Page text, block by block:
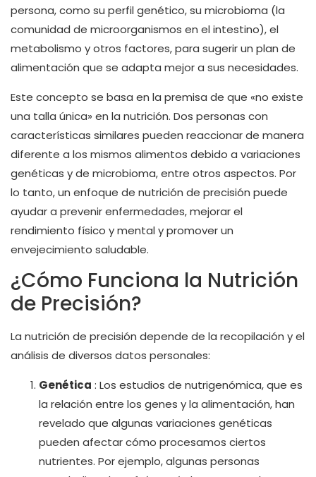
persona, como su perfil genético, su microbioma (la
comunidad de microorganismos en el intestino), el
metabolismo y otros factores, para sugerir un plan de
alimentación que se adapta mejor a sus necesidades.
Este concepto se basa en la premisa de que «no existe
una talla única» en la nutrición. Dos personas con
características similares pueden reaccionar de manera
diferente a los mismos alimentos debido a variaciones
genéticas y de microbioma, entre otros aspectos. Por
lo tanto, un enfoque de nutrición de precisión puede
ayudar a prevenir enfermedades, mejorar el
rendimiento físico y mental y promover un
envejecimiento saludable.
¿Cómo Funciona la Nutrición
de Precisión?
La nutrición de precisión depende de la recopilación y el
análisis de diversos datos personales:
Genética : Los estudios de nutrigenómica, que es
la relación entre los genes y la alimentación, han
revelado que algunas variaciones genéticas
pueden afectar cómo procesamos ciertos
nutrientes. Por ejemplo, algunas personas